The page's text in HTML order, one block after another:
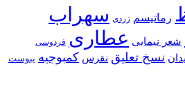
رماتیسم زردی سهراب
شعر نیمایی عطاری فردوسی
نسخ تعلیق نقرس کمبوجیه یبوست